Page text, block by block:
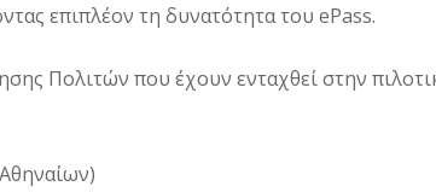
επιπλέον τη δυνατότητα του ePass.
Πολιτών που έχουν ενταχθεί στην